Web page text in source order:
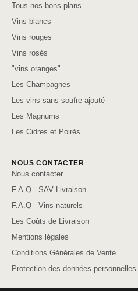
Tous nos bons plans
Vins blancs
Vins rouges
Vins rosés
"vins oranges"
Les Champagnes
Les vins sans soufre ajouté
Les Magnums
Les Cidres et Poirés
NOUS CONTACTER
Nous contacter
F.A.Q - SAV Livraison
F.A.Q - Vins naturels
Les Coûts de Livraison
Mentions légales
Conditions Générales de Vente
Protection des données personnelles